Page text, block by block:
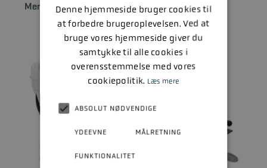
Mercury Diesel 4.2L 270 MEK BOBTAIL
Denne hjemmeside bruger cookies til
at forbedre brugeroplevelsen. Ved at
bruge vores hjemmeside giver du
samtykke til alle cookies i
overensstemmelse med vores
cookiepolitik. Læs mere
ABSOLUT NØDVENDIGE
YDEEVNE MÅLRETNING
FUNKTIONALITET